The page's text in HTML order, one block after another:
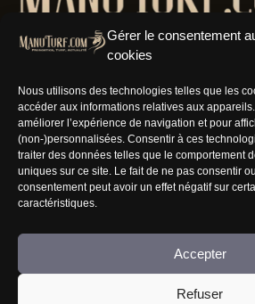
Gérer le consentement
cookies
Nous utilisons des technologies telles que les
accéder aux informations relatives aux
améliorer l’expérience de navigation et pour
(non-)personnalisées. Consentir à ces
traiter des données telles que le comportement
uniques sur ce site. Le fait de ne pas consentir
consentement peut avoir un effet négatif sur
caractéristiques.
Accepter
Refuser
Résaux Sociaux
Informations
Nous rejoindre